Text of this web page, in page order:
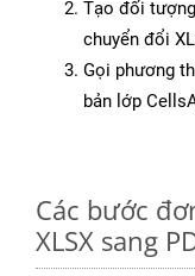
Tạo đối tượng
chuyển đổi
Gọi phương
bản lớp
Các bước
XLSX sang